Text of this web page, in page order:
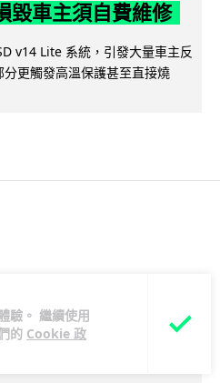
驗。 繼續使用
的 Cookie 政
毀車主須自費維修
v14 Lite 系統，引發大量車主反
更觸發高溫保護甚至直接燒
架構晶片 搜尋速度